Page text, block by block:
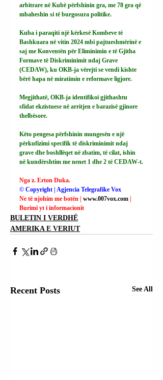
arbitrare në Kubë përfshinin gra, me 78 gra që
mbaheshin si të burgosura politike.
Kuba i paraqiti një kërkesë Kombeve të
Bashkuara në vitin 2024 mbi pajtueshmërinë e
saj me Konventën për Eliminimin e të Gjitha
Formave të Diskriminimit ndaj Grave
(CEDAW), ku OKB-ja vërejti se vendi kishte
bërë hapa në miratimin e reformave ligjore.
Megjithatë, OKB-ja identifikoi gjithashtu
sfidat ekzistuese në arritjen e barazisë gjinore
thelbësore.
Këto pengesa përfshinin mungesën e një
përkufizimi specifik të diskriminimit ndaj
grave dhe boshllëqet në zbatim, të cilat, ishin
në kundërshtim me nenet 1 dhe 2 të CEDAW-t.
Nga z. Erton Duka.
© Copyright | Agjencia Telegrafike Vox
Ne të njohim me botën | www.007vox.com |
Burimi yt i informacionit
BULETIN I VERDHË
AMERIKA E VERIUT
Recent Posts See All